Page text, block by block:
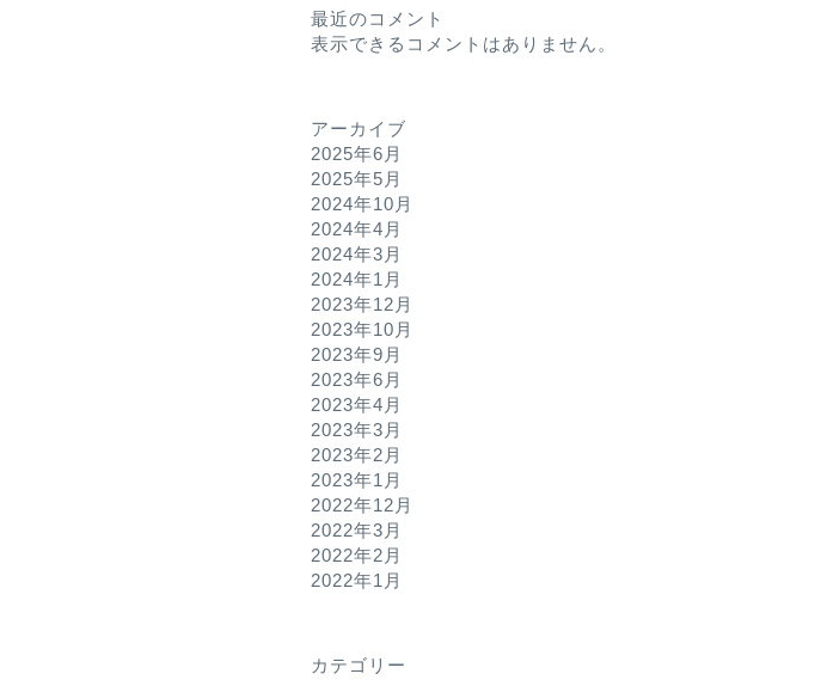
最近のコメント
表示できるコメントはありません。
アーカイブ
2025年6月
2025年5月
2024年10月
2024年4月
2024年3月
2024年1月
2023年12月
2023年10月
2023年9月
2023年6月
2023年4月
2023年3月
2023年2月
2023年1月
2022年12月
2022年3月
2022年2月
2022年1月
カテゴリー